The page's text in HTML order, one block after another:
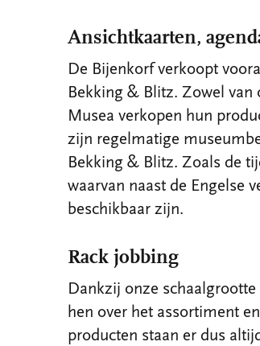
Ansichtkaarten,
De Bijenkorf verkoopt
Bekking & Blitz. Zowel van
Musea verkopen hun
zijn regelmatige
Bekking & Blitz. Zoals de
waarvan naast de Engelse
beschikbaar zijn.
Rack jobbing
Dankzij onze
hen over het assortiment
producten staan er dus